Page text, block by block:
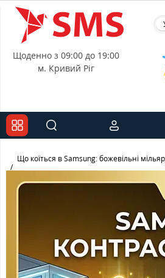
Щоденно з 09:00 до 19:00
м. Кривий Ріг
Що коїться в Samsung: божевільні